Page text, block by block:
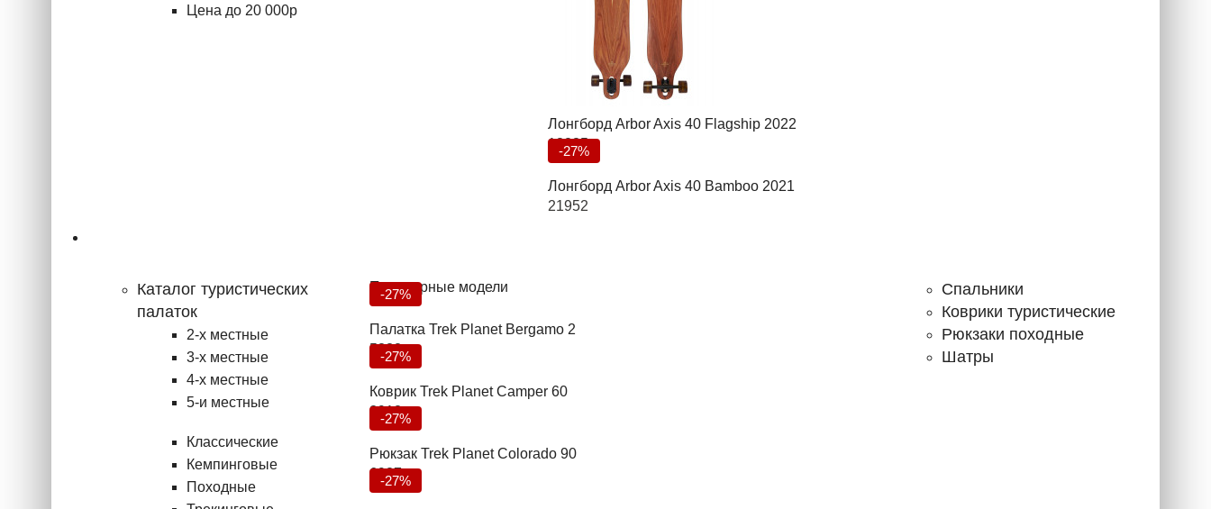
Цена до 20 000р
Лонгборд Arbor Axis 40 Flagship 2022
18235
-27%
Лонгборд Arbor Axis 40 Bamboo 2021
21952
Каталог туристических
палаток
2-х местные
3-х местные
4-х местные
5-и местные
Классические
Кемпинговые
Походные
Популярные модели
-27%
Палатка Trek Planet Bergamo 2
5832
-27%
Коврик Trek Planet Camper 60
2912
-27%
Рюкзак Trek Planet Colorado 90
6927
-27%
Спальники
Коврики туристические
Рюкзаки походные
Шатры